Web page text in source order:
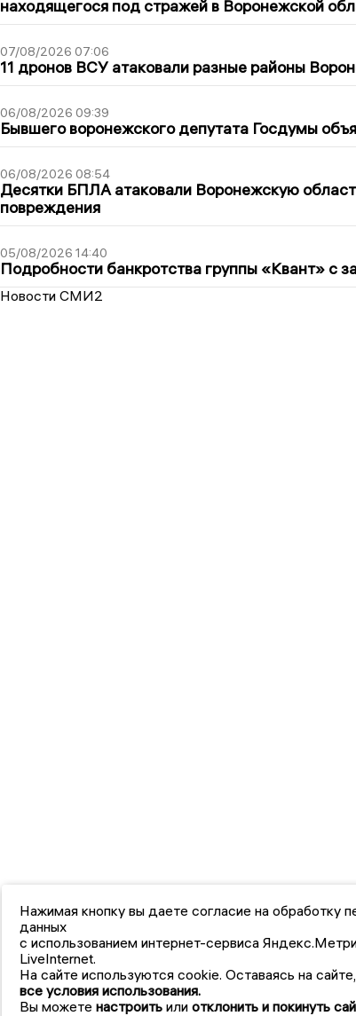
находящегося под стражей в Воронежской
07/08/2026 07:06
11 дронов ВСУ атаковали разные районы
06/08/2026 09:39
Бывшего воронежского депутата Госдумы
06/08/2026 08:54
Десятки БПЛА атаковали Воронежскую
повреждения
05/08/2026 14:40
Подробности банкротства группы «Квант» с
Новости СМИ2
Нажимая кнопку вы даете согласие на обработку
данных
с использованием интернет-сервиса
LiveInternet.
На сайте используются cookie. Оставаясь на
все условия использования.
Вы можете настроить или отклонить и покинуть